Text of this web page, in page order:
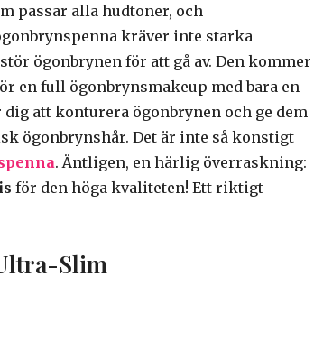
passar alla hudtoner, och
kräver inte starka
ögonbrynen för att gå av. Den kommer
en full ögonbrynsmakeup med bara en
att konturera ögonbrynen och ge dem
ögonbrynshår. Det är inte så konstigt
. Äntligen, en härlig överraskning:
för den höga kvaliteten! Ett riktigt
Slim